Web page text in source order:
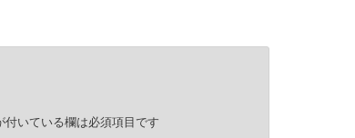
いている欄は必須項目です